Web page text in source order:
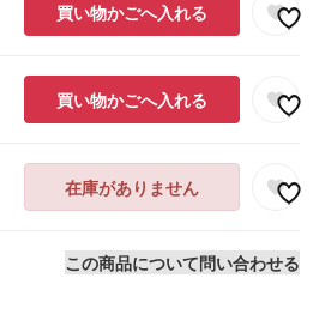
買い物かごへ入れる
買い物かごへ入れる
在庫がありません
この商品について問い合わせる